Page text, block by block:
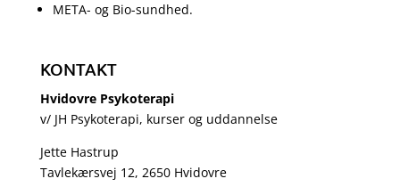
META- og Bio-sundhed.
KONTAKT
Hvidovre Psykoterapi
v/ JH Psykoterapi, kurser og uddannelse
Jette Hastrup
Tavlekærsvej 12, 2650 Hvidovre